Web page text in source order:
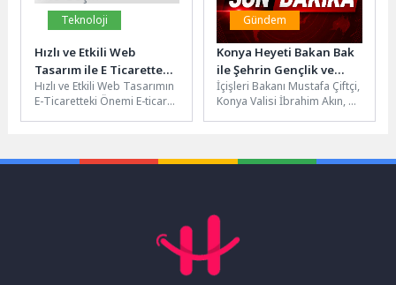
Teknoloji
Hızlı ve Etkili Web
Tasarım ile E Ticarette
Öne Geçin
Hızlı ve Etkili Web Tasarımın
E-Ticaretteki Önemi E-ticaret
Gündem
Konya Heyeti Bakan Bak
ile Şehrin Gençlik ve
Spor Yatırımlarını
İstişare Etti
İçişleri Bakanı Mustafa Çiftçi,
Konya Valisi İbrahim Akın, AK